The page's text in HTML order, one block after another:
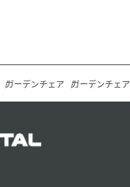
ガーデンチェア ガーデンチェア